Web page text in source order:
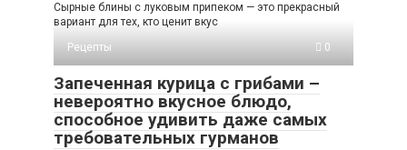
Сырные блины с луковым припеком — это прекрасный
вариант для тех, кто ценит вкус
Рецепты
0
Запеченная курица с грибами –
невероятно вкусное блюдо,
способное удивить даже самых
требовательных гурманов